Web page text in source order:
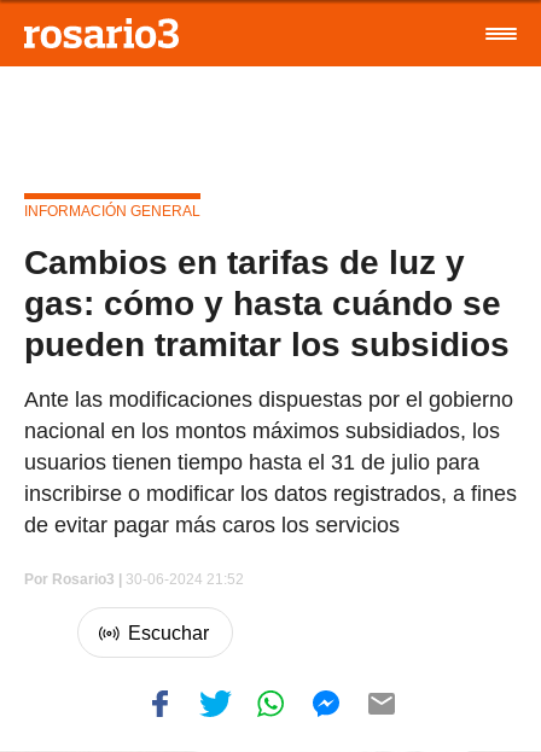
INFORMACIÓN GENERAL
Cambios en tarifas de luz y
gas: cómo y hasta cuándo se
pueden tramitar los subsidios
Ante las modificaciones dispuestas por el gobierno
nacional en los montos máximos subsidiados, los
usuarios tienen tiempo hasta el 31 de julio para
inscribirse o modificar los datos registrados, a fines
de evitar pagar más caros los servicios
Por Rosario3 | 30-06-2024 21:52